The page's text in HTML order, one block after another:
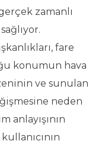
zamanlı
fare
konumun hava
ve sunulan
neden
anlayışının